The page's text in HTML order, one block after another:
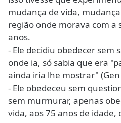
mudança de vida,
região onde morava com a
anos.
- Ele decidiu obedecer sem
onde ia, só sabia que era
ainda iria lhe mostrar"
- Ele obedeceu sem
sem murmurar, apenas
vida, aos 75 anos de